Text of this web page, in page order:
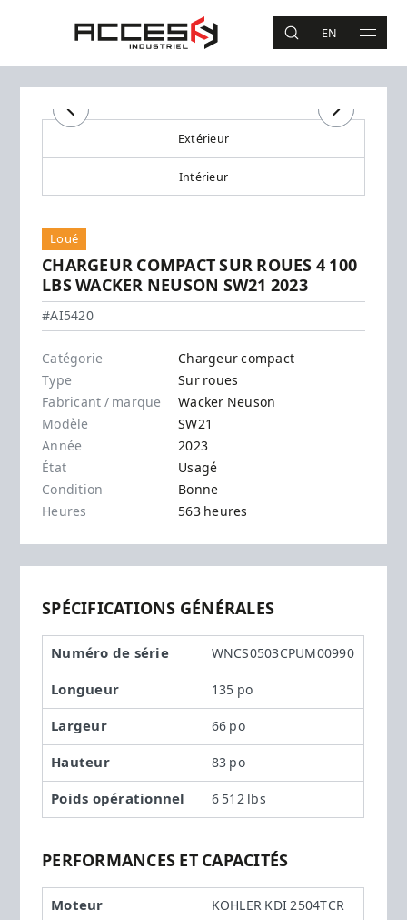
Accès Industriel
RECHERCHE
EN MAIN
Recherche
Précédent Suivant
Précédent Suivant
Extérieur
Intérieur
Loué
CHARGEUR COMPACT SUR ROUES 4 100
LBS WACKER NEUSON SW21 2023
Wacker Neuson - SW21
#AI5420
Catégorie
Chargeur compact
Type
Sur roues
Fabricant / marque
Wacker Neuson
Modèle
SW21
Année
2023
État
Usagé
Condition
Bonne
Heures
563 heures
SPÉCIFICATIONS GÉNÉRALES
Numéro de série WNCS0503CPUM00990
Longueur 135 po
Largeur 66 po
Hauteur 83 po
Poids opérationnel 6 512 lbs
PERFORMANCES ET CAPACITÉS
Moteur KOHLER KDI 2504TCR